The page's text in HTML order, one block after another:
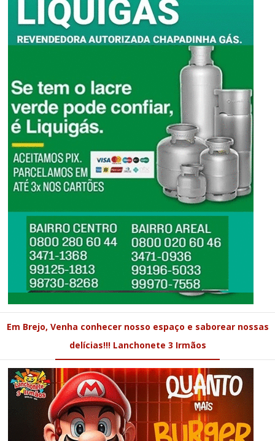
Em Brejo, Venha conhecer nosso espaço e saborear nossas
delícias!!! Lanchonete 3 Irmãos